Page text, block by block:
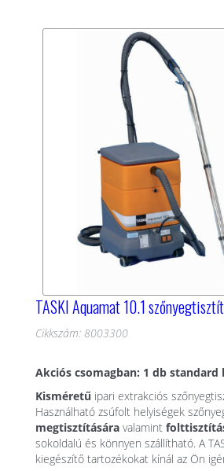
TASKI Aquamat 10.1
Cikkszám: 8003300
Akciós csomagban: 1 db standard
Kisméretű ipari extrakciós
Használható zsúfolt helyiségek
megtisztítására valamint
sokoldalú és könnyen szállítható. A
kiegészítő tartozékokat kínál az Ön